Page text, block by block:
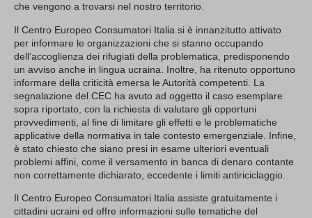
che vengono a trovarsi nel nostro territorio.
Il Centro Europeo Consumatori Italia si è innanzitutto attivato
per informare le organizzazioni che si stanno occupando
dell’accoglienza dei rifugiati della problematica, predisponendo
un avviso anche in lingua ucraina. Inoltre, ha ritenuto opportuno
informare della criticità emersa le Autorità competenti. La
segnalazione del CEC ha avuto ad oggetto il caso esemplare
sopra riportato, con la richiesta di valutare gli opportuni
provvedimenti, al fine di limitare gli effetti e le problematiche
applicative della normativa in tale contesto emergenziale. Infine,
è stato chiesto che siano presi in esame ulteriori eventuali
problemi affini, come il versamento in banca di denaro contante
non correttamente dichiarato, eccedente i limiti antiriciclaggio.
Il Centro Europeo Consumatori Italia assiste gratuitamente i
cittadini ucraini ed offre informazioni sulle tematiche del